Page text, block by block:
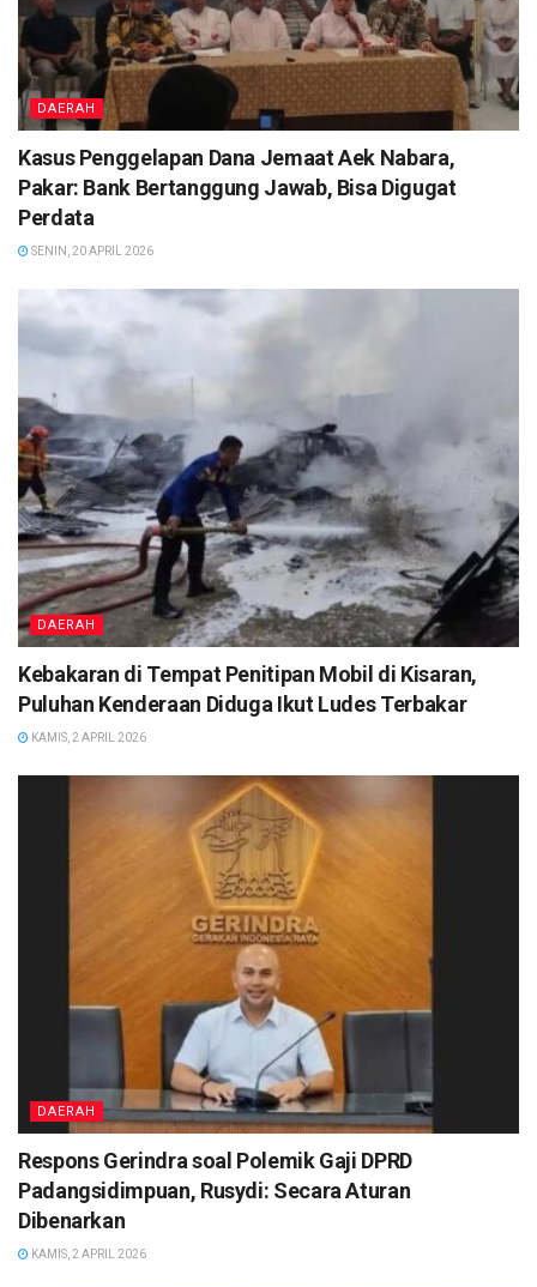
DAERAH
Kasus Penggelapan Dana Jemaat Aek Nabara,
Pakar: Bank Bertanggung Jawab, Bisa Digugat
Perdata
SENIN, 20 APRIL 2026
DAERAH
Kebakaran di Tempat Penitipan Mobil di Kisaran,
Puluhan Kenderaan Diduga Ikut Ludes Terbakar
KAMIS, 2 APRIL 2026
DAERAH
Respons Gerindra soal Polemik Gaji DPRD
Padangsidimpuan, Rusydi: Secara Aturan
Dibenarkan
KAMIS, 2 APRIL 2026